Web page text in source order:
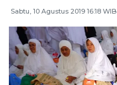
Sabtu, 10 Agustus 2019 16:18 WIB